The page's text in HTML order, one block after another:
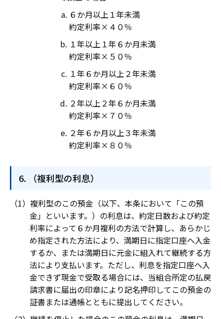
６か月以上１年未満
約定利率×４０％
１年以上１年６か月未満
約定利率×５０％
１年６か月以上２年未満
約定利率×６０％
２年以上２年６か月未満
約定利率×７０％
２年６か月以上３年未満
約定利率×８０％
（複利型の利息）
複利型のこの預金（以下、本条において「この預
金」といいます。）の利息は、約定日数および約定
利率によって６か月複利の方法で計算し、あらかじ
め指定された方法により、満期日に指定口座へ入金
するか、または満期日に元金に組入れて継続する方
法により支払います。ただし、利息を指定口座へ入
金できず現金で受取る場合には、当組合所定の払戻
請求書に届出の印章により記名押印してこの預金の
証書または通帳とともに提出してください。